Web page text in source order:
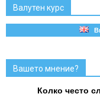
Валутен курс
Вашето мнение?
Колко често